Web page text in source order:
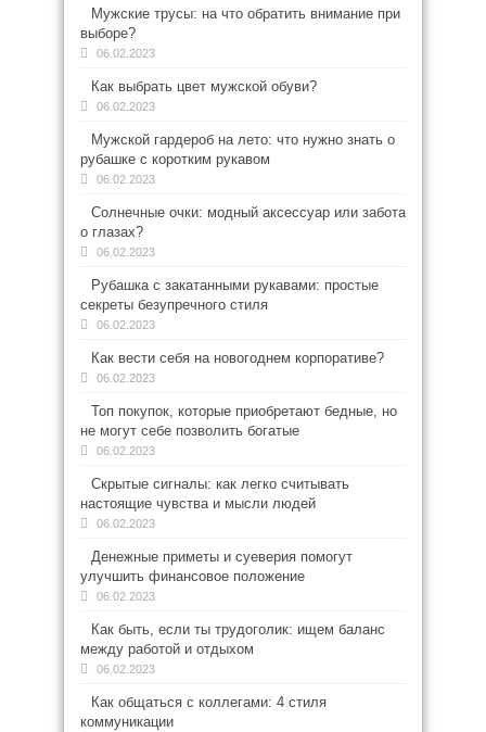
Мужские трусы: на что обратить внимание при
выборе?
06.02.2023
Как выбрать цвет мужской обуви?
06.02.2023
Мужской гардероб на лето: что нужно знать о
рубашке с коротким рукавом
06.02.2023
Солнечные очки: модный аксессуар или забота
о глазах?
06.02.2023
Рубашка с закатанными рукавами: простые
секреты безупречного стиля
06.02.2023
Как вести себя на новогоднем корпоративе?
06.02.2023
Топ покупок, которые приобретают бедные, но
не могут себе позволить богатые
06.02.2023
Скрытые сигналы: как легко считывать
настоящие чувства и мысли людей
06.02.2023
Денежные приметы и суеверия помогут
улучшить финансовое положение
06.02.2023
Как быть, если ты трудоголик: ищем баланс
между работой и отдыхом
06.02.2023
Как общаться с коллегами: 4 стиля
коммуникации